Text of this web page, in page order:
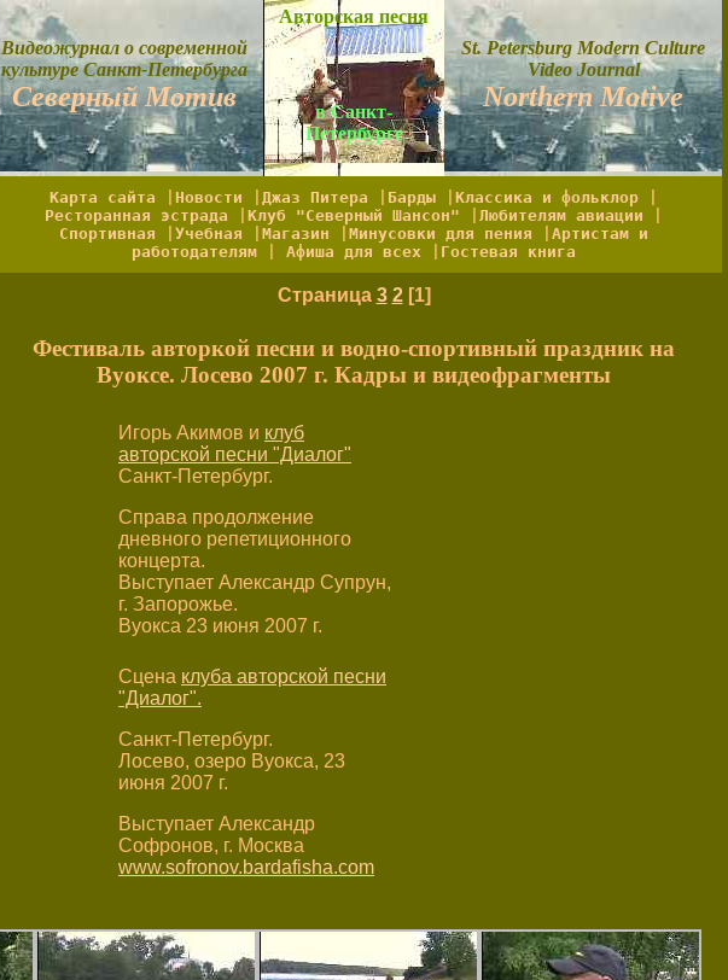
Видеожурнал о современной
культуре Санкт-Петербурга
Северный Мотив
Авторская песня
в Санкт-
Петербурге
St. Petersburg Modern Culture
Video Journal
Northern Motive
Карта сайта Новости Джаз Питера Барды Классика и фольклор
Ресторанная эстрада
Клуб "Северный Шансон" Любителям авиации
Спортивная
Учебная Магазин Минусовки для пения
Артистам и
работодателям
Афиша для всех Гостевая книга
Страница 3 2[1]
Фестиваль авторкой песни и водно-спортивный праздник на
Вуоксе. Лосево 2007 г. Кадры и видеофрагменты
Игорь Акимов и клуб
авторской песни "Диалог"
Санкт-Петербург.
Справа продолжение
дневного репетиционного
концерта.
Выступает Александр Супрун,
г. Запорожье.
Вуокса 23 июня 2007 г.
Сцена клуба авторской песни
"Диалог".
Санкт-Петербург.
Лосево, озеро Вуокса, 23
июня 2007 г.
Выступает Александр
Софронов, г. Москва
www.sofronov.bardafisha.com